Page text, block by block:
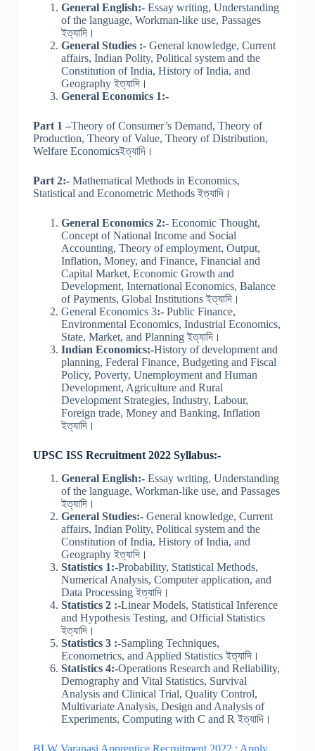
General English:-Essay writing, Understanding
of the language, Workman-like use, Passages
ইত্যাদি।
General Studies :- General knowledge, Current
affairs, Indian Polity, Political system and the
Constitution of India, History of India, and
Geography ইত্যাদি।
General Economics 1:-
Part 1 –Theory of Consumer’s Demand, Theory of
Production, Theory of Value, Theory of Distribution,
Welfare Economicsইত্যাদি।
Part 2:- Mathematical Methods in Economics,
Statistical and Econometric Methods ইত্যাদি।
General Economics 2:-Economic Thought,
Concept of National Income and Social
Accounting, Theory of employment, Output,
Inflation, Money, and Finance, Financial and
Capital Market, Economic Growth and
Development, International Economics, Balance
of Payments, Global Institutions ইত্যাদি।
General Economics 3:- Public Finance,
Environmental Economics, Industrial Economics,
State, Market, and Planning ইত্যাদি।
Indian Economics:-History of development and
planning, Federal Finance, Budgeting and Fiscal
Policy, Poverty, Unemployment and Human
Development, Agriculture and Rural
Development Strategies, Industry, Labour,
Foreign trade, Money and Banking, Inflation
ইত্যাদি।
UPSC ISS Recruitment 2022 Syllabus:-
General English:-Essay writing, Understanding
of the language, Workman-like use, and Passages
ইত্যাদি।
General Studies:-General knowledge, Current
affairs, Indian Polity, Political system and the
Constitution of India, History of India, and
Geography ইত্যাদি।
Statistics 1:-Probability, Statistical Methods,
Numerical Analysis, Computer application, and
Data Processing ইত্যাদি।
Statistics 2 :-Linear Models, Statistical Inference
and Hypothesis Testing, and Official Statistics
ইত্যাদি।
Statistics 3 :-Sampling Techniques,
Econometrics, and Applied Statistics ইত্যাদি।
Statistics 4:-Operations Research and Reliability,
Demography and Vital Statistics, Survival
Analysis and Clinical Trial, Quality Control,
Multivariate Analysis, Design and Analysis of
Experiments, Computing with C and R ইত্যাদি।
BLW Varanasi Apprentice Recruitment 2022 : Apply